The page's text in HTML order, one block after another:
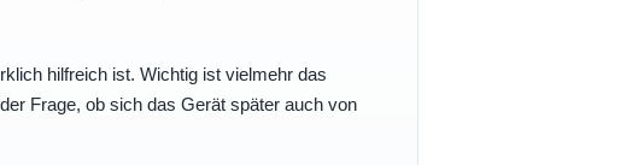
hilfreich ist. Wichtig ist vielmehr das
Frage, ob sich das Gerät später auch von